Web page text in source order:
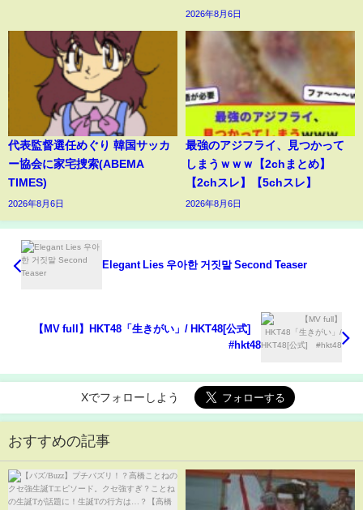
2026年8月6日
代表監督選任めぐり 韓国サッカ
ー協会に家宅捜索(ABEMA
TIMES)
2026年8月6日
最強のアジフライ、見つかって
しまうｗｗｗ【2chまとめ】
【2chスレ】【5chスレ】
2026年8月6日
Elegant Lies 우아한 거짓말 Second Teaser
【MV full】HKT48「生きがい」/ HKT48[公式]
#hkt48
Xでフォローしよう
おすすめの記事